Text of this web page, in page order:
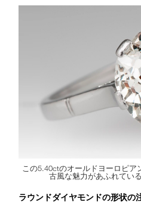
この5.40ctのオールドヨーロピア
古風な魅力があふれてい
ラウンドダイヤモンドの形状の